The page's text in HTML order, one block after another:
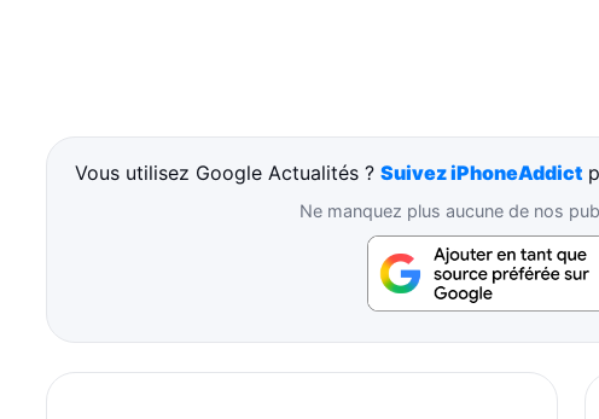
Vous utilisez Google Actualités ?Suivez iPhoneAddict
Ne manquez plus aucune de nos